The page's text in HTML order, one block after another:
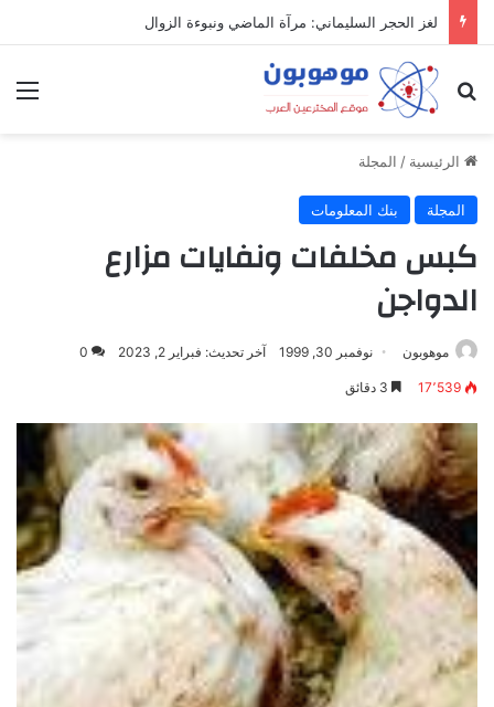
لغز الحجر السليماني: مرآة الماضي ونبوءة الزوال
بحث عن
الرئيسية / المجلة
المجلة بنك المعلومات
كبس مخلفات ونفايات مزارع
الدواجن
موهوبون نوفمبر 30, 1999 آخر تحديث: فبراير 2, 2023 0
17٬539